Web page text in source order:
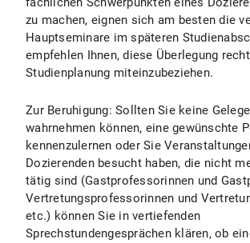
zu machen, eignen sich am besten die
Hauptseminare im späteren
empfehlen Ihnen, diese Überlegung
Studienplanung miteinzubeziehen.
Zur Beruhigung: Sollten Sie keine
wahrnehmen können, eine gewünschte
kennenzulernen oder Sie
Dozierenden besucht haben, die nicht
tätig sind (Gastprofessorinnen und
Vertretungsprofessorinnen und
etc.) können Sie in vertiefenden
Sprechstundengesprächen klären, ob